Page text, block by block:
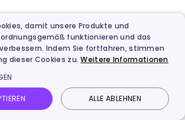
mit Tiktok Clips AI
sollen
damit unsere Produkte und
funktionieren und das
Indem Sie fortfahren, stimmen
dieser Cookies zu.Weitere Informationen
ALLE ABLEHNEN